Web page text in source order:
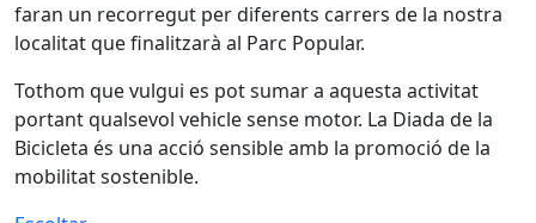
faran un recorregut per diferents carrers de la nostra
localitat que finalitzarà al Parc Popular.
Tothom que vulgui es pot sumar a aquesta activitat
portant qualsevol vehicle sense motor. La Diada de la
Bicicleta és una acció sensible amb la promoció de la
mobilitat sostenible.